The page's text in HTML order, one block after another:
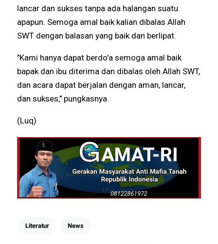
lancar dan sukses tanpa ada halangan suatu
apapun. Semoga amal baik kalian dibalas Allah
SWT dengan balasan yang baik dan berlipat.
"Kami hanya dapat berdo'a semoga amal baik
bapak dan ibu diterima dan dibalas oleh Allah SWT,
dan acara dapat berjalan dengan aman, lancar,
dan sukses," pungkasnya.
(Luq)
Literatur News